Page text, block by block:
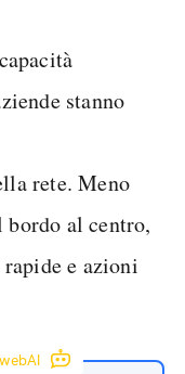
stanno
rete. Meno
al centro,
e azioni